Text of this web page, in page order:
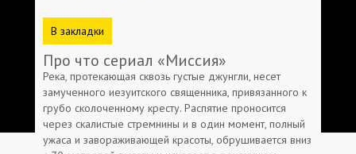
В закладки
Про что сериал «Миссия»
Река, протекающая сквозь густые джунгли, несет
замученного иезуитского священника, привязанного к
грубо сколоченному кресту. Распятие проносится
через скалистые стремнины и в один момент, полный
ужаса и завораживающей красоты, обрушивается вниз